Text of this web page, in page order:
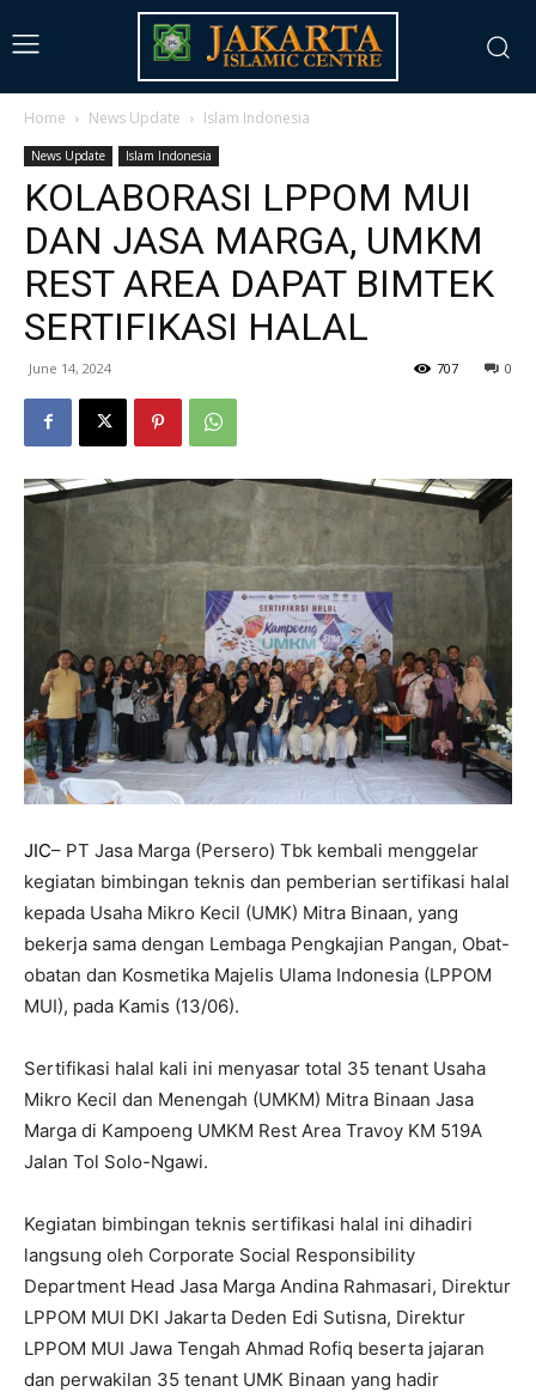
Home News Update Islam Indonesia
News Update Islam Indonesia
KOLABORASI LPPOM MUI
DAN JASA MARGA, UMKM
REST AREA DAPAT BIMTEK
SERTIFIKASI HALAL
June 14, 2024 0
707
JIC– PT Jasa Marga (Persero) Tbk kembali menggelar
kegiatan bimbingan teknis dan pemberian sertifikasi halal
kepada Usaha Mikro Kecil (UMK) Mitra Binaan, yang
bekerja sama dengan Lembaga Pengkajian Pangan, Obat-
obatan dan Kosmetika Majelis Ulama Indonesia (LPPOM
MUI), pada Kamis (13/06).
Sertifikasi halal kali ini menyasar total 35 tenant Usaha
Mikro Kecil dan Menengah (UMKM) Mitra Binaan Jasa
Marga di Kampoeng UMKM Rest Area Travoy KM 519A
Jalan Tol Solo-Ngawi.
Kegiatan bimbingan teknis sertifikasi halal ini dihadiri
langsung oleh Corporate Social Responsibility
Department Head Jasa Marga Andina Rahmasari, Direktur
LPPOM MUI DKI Jakarta Deden Edi Sutisna, Direktur
LPPOM MUI Jawa Tengah Ahmad Rofiq beserta jajaran
dan perwakilan 35 tenant UMK Binaan yang hadir